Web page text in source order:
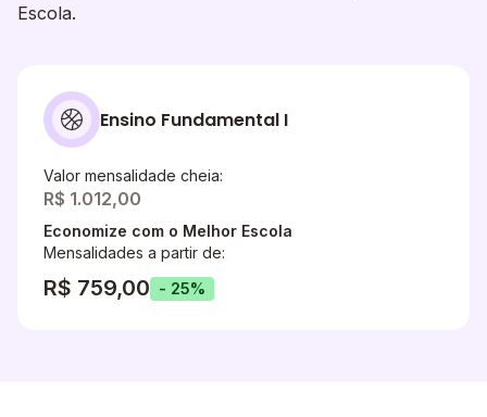
Escola.
Ensino Fundamental I
Valor mensalidade cheia:
R$ 1.012,00
Economize com o Melhor Escola
Mensalidades a partir de:
R$ 759,00 - 25%